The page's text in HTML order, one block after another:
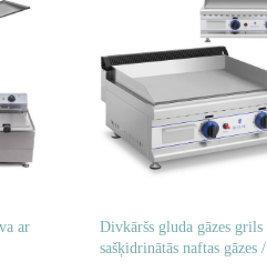
ar
Divkāršs gluda gāzes grils
sašķidrinātās naftas gāzes /